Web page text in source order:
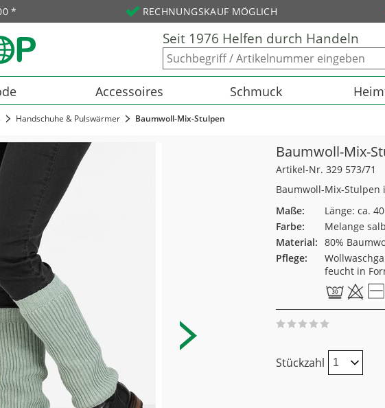
* RECHNUNGSKAUF MÖGLICH
Seit 1976 Helfen durch Handeln
Accessoires Schmuck
Handschuhe & Pulswärmer Baumwoll-Mix-Stulpen
Baumwoll-Mix-
Artikel-Nr. 329 573/71
Baumwoll-Mix-
Stückzahl
Maße:
Länge: ca.
Farbe:
Melange
Material: 80%
Pflege:
feucht in